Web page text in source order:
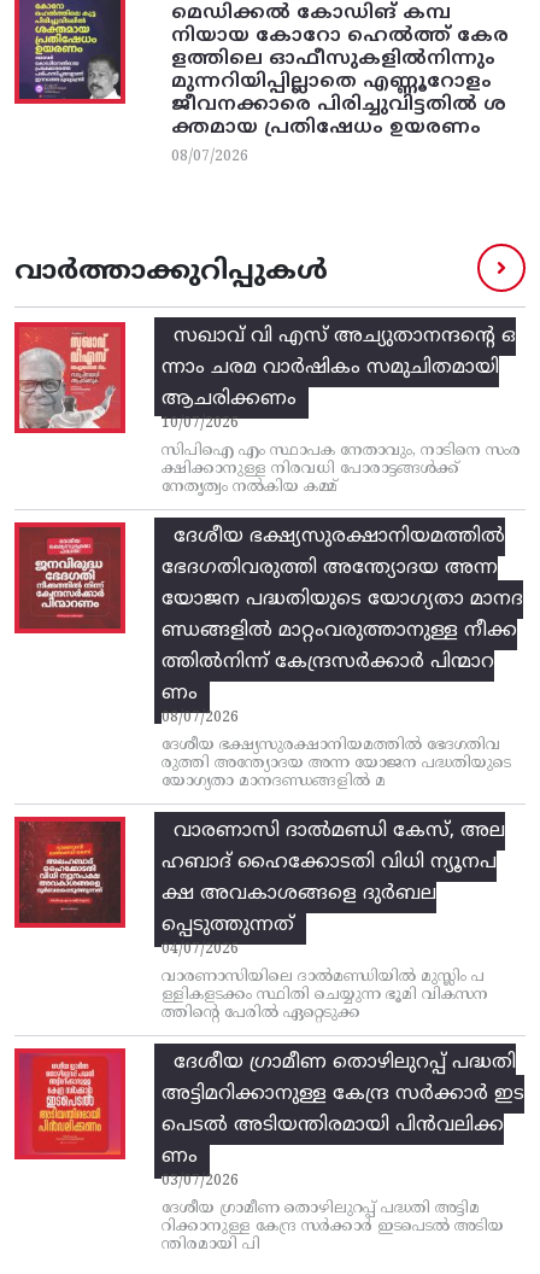
മെഡിക്കൽ കോഡിങ് കമ്പ
നിയായ കോറോ ഹെൽത്ത് കേര
ളത്തിലെ ഓഫീസുകളിൽനിന്നും
മുന്നറിയിപ്പില്ലാതെ എണ്ണൂറോളം
ജീവനക്കാരെ പിരിച്ചുവിട്ടതിൽ‌ ശ
ക്തമായ പ്രതിഷേധം ഉയരണം
08/07/2026
വാർത്താക്കുറിപ്പുകൾ
സഖാവ് വി എസ്‌ അച്യുതാനന്ദന്റെ ഒ
ന്നാം ചരമ വാര്‍ഷികം സമുചിതമായി
ആചരിക്കണം
10/07/2026
സിപിഐ എം സ്ഥാപക നേതാവും, നാടിനെ സംര
ക്ഷിക്കാനുള്ള നിരവധി പോരാട്ടങ്ങള്‍ക്ക്‌
നേതൃത്വം നല്‍കിയ കമ്മ്
ദേശീയ ഭക്ഷ്യസുരക്ഷാനിയമത്തിൽ
ഭേദഗതിവരുത്തി അന്ത്യോദയ അന്ന
യോജന പദ്ധതിയുടെ യോഗ്യതാ മാനദ
ണ്ഡങ്ങളിൽ മാറ്റംവരുത്താനുള്ള നീക്ക
ത്തിൽനിന്ന്‌ കേന്ദ്രസർക്കാർ പിന്മാറ
ണം
08/07/2026
ദേശീയ ഭക്ഷ്യസുരക്ഷാനിയമത്തിൽ ഭേദഗതിവ
രുത്തി അന്ത്യോദയ അന്ന യോജന പദ്ധതിയുടെ
യോഗ്യതാ മാനദണ്ഡങ്ങളിൽ മ
വാരണാസി ദാൽമണ്ഡി കേസ്, അല
ഹബാദ് ഹൈക്കോടതി വിധി ന്യൂനപ
ക്ഷ അവകാശങ്ങളെ ദുർബല
പ്പെടുത്തുന്നത്
04/07/2026
വാരണാസിയിലെ ദാൽമണ്ഡിയിൽ മുസ്ലിം പ
ള്ളികളടക്കം സ്ഥിതി ചെയ്യുന്ന ഭൂമി വികസന
ത്തിന്റെ പേരിൽ ഏറ്റെടുക്ക
ദേശീയ ഗ്രാമീണ തൊഴിലുറപ്പ്‌ പദ്ധതി
അട്ടിമറിക്കാനുള്ള കേന്ദ്ര സര്‍ക്കാര്‍ ഇട
പെടല്‍ അടിയന്തിരമായി പിന്‍വലിക്ക
ണം
03/07/2026
ദേശീയ ഗ്രാമീണ തൊഴിലുറപ്പ്‌ പദ്ധതി അട്ടിമ
റിക്കാനുള്ള കേന്ദ്ര സര്‍ക്കാര്‍ ഇടപെടല്‍ അടിയ
ന്തിരമായി പി